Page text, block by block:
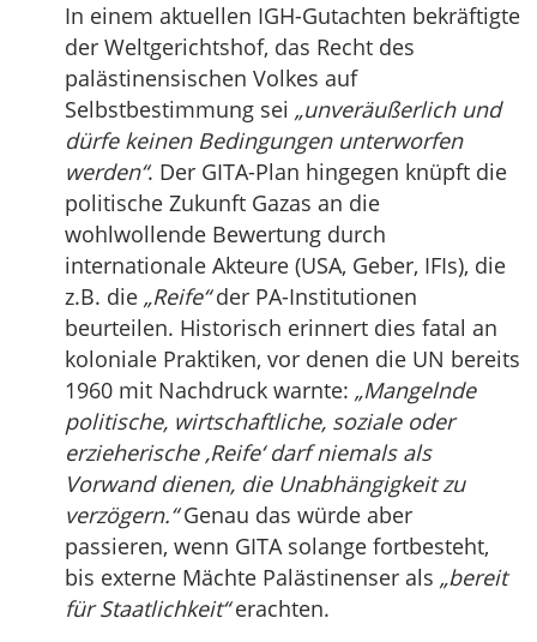
In einem aktuellen IGH-Gutachten bekräftigte
der Weltgerichtshof, das Recht des
palästinensischen Volkes auf
Selbstbestimmung sei „unveräußerlich und
dürfe keinen Bedingungen unterworfen
werden“. Der GITA-Plan hingegen knüpft die
politische Zukunft Gazas an die
wohlwollende Bewertung durch
internationale Akteure (USA, Geber, IFIs), die
z.B. die „Reife“der PA-Institutionen
beurteilen. Historisch erinnert dies fatal an
koloniale Praktiken, vor denen die UN bereits
1960 mit Nachdruck warnte: „Mangelnde
politische, wirtschaftliche, soziale oder
erzieherische ‚Reife‘ darf niemals als
Vorwand dienen, die Unabhängigkeit zu
verzögern.“Genau das würde aber
passieren, wenn GITA solange fortbesteht,
bis externe Mächte Palästinenser als „bereit
für Staatlichkeit“erachten.